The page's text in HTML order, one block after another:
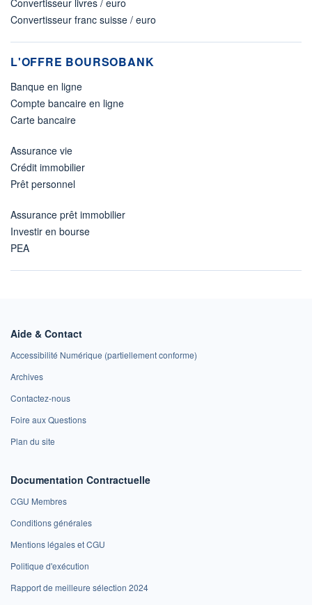
Convertisseur franc suisse / euro
L'OFFRE BOURSOBANK
Banque en ligne
Compte bancaire en ligne
Carte bancaire
Assurance vie
Crédit immobilier
Prêt personnel
Assurance prêt immobilier
Investir en bourse
PEA
Aide & Contact
Accessibilité Numérique (partiellement conforme)
Archives
Contactez-nous
Foire aux Questions
Plan du site
Documentation Contractuelle
CGU Membres
Conditions générales
Mentions légales et CGU
Politique d'exécution
Rapport de meilleure sélection 2024